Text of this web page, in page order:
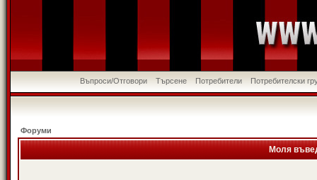
Въпроси/Отговори Търсене Потребители Потребителски
Форуми
Моля